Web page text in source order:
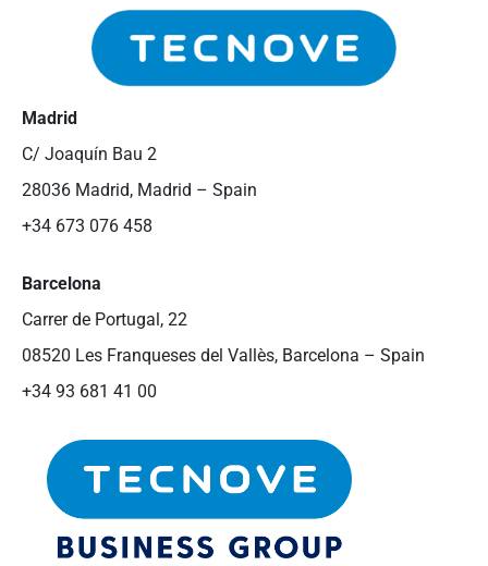
Madrid
C/ Joaquín Bau 2
28036 Madrid, Madrid – Spain
+34 673 076 458
Barcelona
Carrer de Portugal, 22
08520 Les Franqueses del Vallès, Barcelona – Spain
+34 93 681 41 00